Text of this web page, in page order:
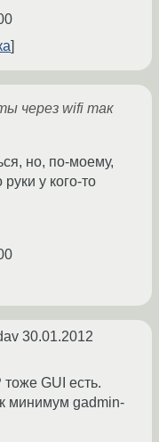
через wifi так
но, по-моему,
у кого-то
30.01.2012
GUI есть.
минимум gadmin-